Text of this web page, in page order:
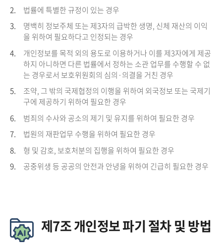
2.
법률에 특별한 규정이 있는 경우
3.
명백히 정보주체 또는 제3자의 급박한 생명, 신체 재산의 이익
을 위하여 필요하다고 인정되는 경우
4.
개인정보를 목적 외의 용도로 이용하거나 이를 제3자에게 제공
하지 아니하면 다른 법률에서 정하는 소관 업무를 수행할 수 없
는 경우로서 보호위원회의 심의·의결을 거친 경우
5.
조약, 그 밖의 국제협정의 이행을 위하여 외국정보 또는 국제기
구에 제공하기 위하여 필요한 경우
6.
범죄의 수사와 공소의 제기 및 유지를 위하여 필요한 경우
7.
법원의 재판업무 수행을 위하여 필요한 경우
8.
형 및 감호, 보호처분의 집행을 위하여 필요한 경우
9.
공중위생 등 공공의 안전과 안녕을 위하여 긴급히 필요한 경우
제7조 개인정보 파기 절차 및 방법